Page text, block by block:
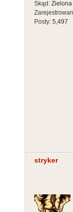
Skąd: Zielona
Posty: 5,497
stryker